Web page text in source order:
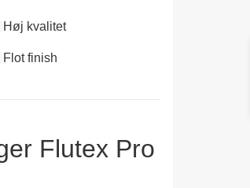
Høj kvalitet
Flot finish
Flutex Pro